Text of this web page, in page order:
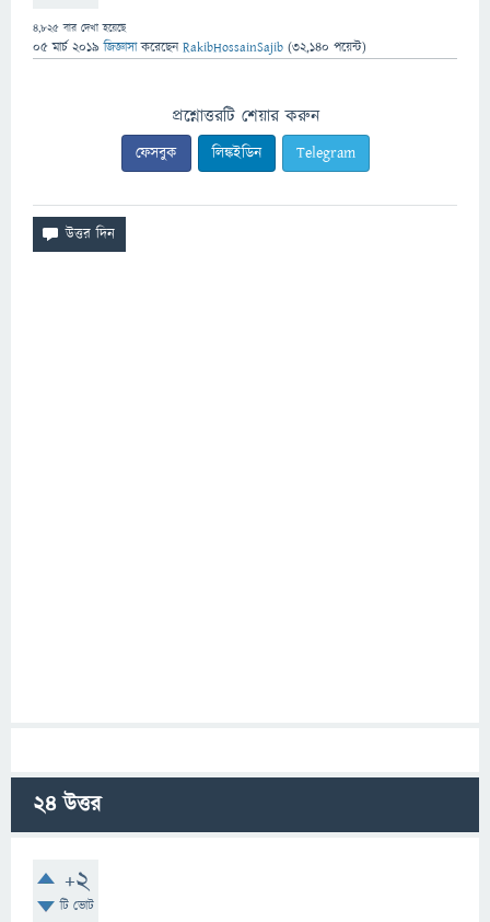
4,825 বার দেখা হয়েছে
05 মার্চ 2019 জিজ্ঞাসাকরেছেনRakibHossainSajib (32,140 পয়েন্ট)
প্রশ্নোত্তরটি শেয়ার করুন
ফেসবুক লিঙ্কইডিন Telegram
24উত্তর
+2
টি ভোট